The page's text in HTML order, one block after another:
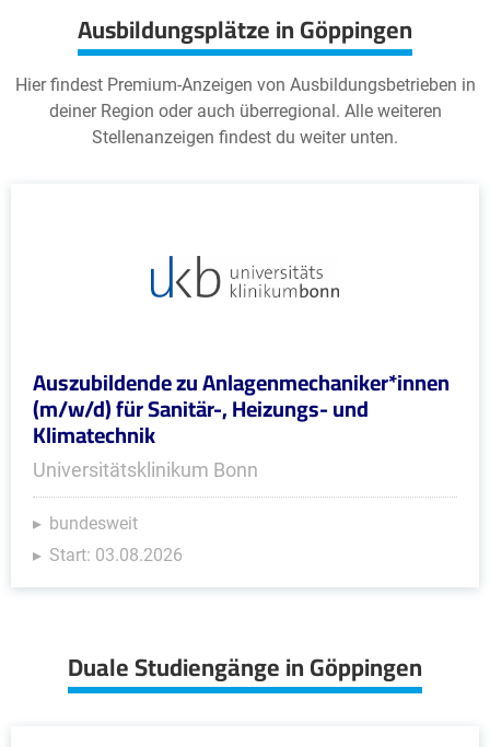
Ausbildungsplätze in Göppingen
Hier findest Premium-Anzeigen von Ausbildungsbetrieben in
deiner Region oder auch überregional. Alle weiteren
Stellenanzeigen findest du weiter unten.
Auszubildende zu Anlagenmechaniker*innen
(m/w/d) für Sanitär-, Heizungs- und
Klimatechnik
Universitätsklinikum Bonn
bundesweit
Start: 03.08.2026
Duale Studiengänge in Göppingen